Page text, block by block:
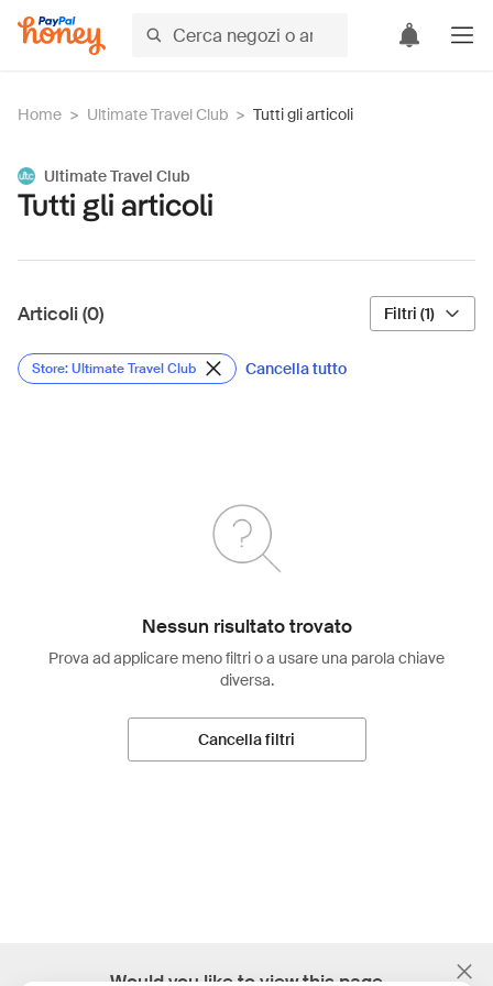
Home > Ultimate Travel Club > Tutti gli articoli
Ultimate Travel Club
Tutti gli articoli
Articoli (0) Filtri (1)
Store: Ultimate Travel Club Cancella tutto
Nessun risultato trovato
Prova ad applicare meno filtri o a usare una parola chiave
diversa.
Cancella filtri